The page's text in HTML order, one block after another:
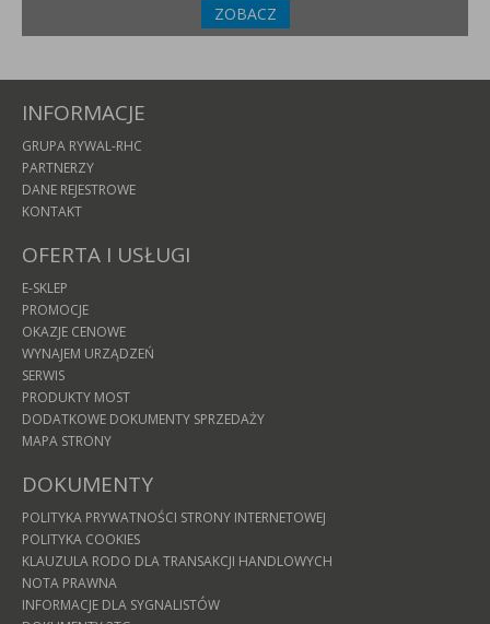
ZOBACZ
INFORMACJE
GRUPA RYWAL-RHC
PARTNERZY
DANE REJESTROWE
KONTAKT
OFERTA I USŁUGI
E-SKLEP
PROMOCJE
OKAZJE CENOWE
WYNAJEM URZĄDZEŃ
SERWIS
PRODUKTY MOST
DODATKOWE DOKUMENTY SPRZEDAŻY
MAPA STRONY
DOKUMENTY
POLITYKA PRYWATNOŚCI STRONY INTERNETOWEJ
POLITYKA COOKIES
KLAUZULA RODO DLA TRANSAKCJI HANDLOWYCH
NOTA PRAWNA
INFORMACJE DLA SYGNALISTÓW